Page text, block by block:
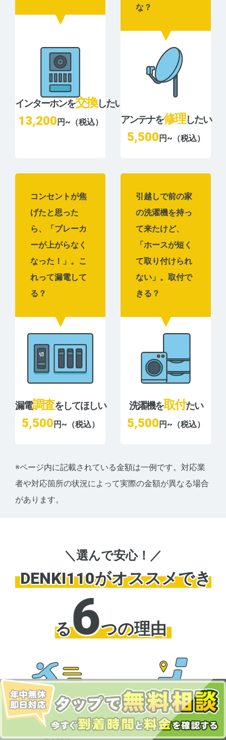
インターホンを交換したい
13,200 円~（税込）
な？
アンテナを修理したい
5,500 円~（税込）
コンセントが焦
げたと思った
ら、「ブレーカ
ーが上がらなく
なった！」。こ
れって漏電して
る？
漏電調査をしてほしい
5,500 円~（税込）
引越しで前の家
の洗濯機を持っ
て来たけど、
「ホースが短く
て取り付けられ
ない」。取付で
きる？
洗濯機を取付たい
5,500 円~（税込）
※ページ内に記載されている金額は一例です。対応業
者や対応箇所の状況によって実際の金額が異なる場合
があります。
＼選んで安心！／
DENKI110がオススメでき
る6つの理由
年中無休
年末年始やGWも
多数エリア
広範囲をカバー!